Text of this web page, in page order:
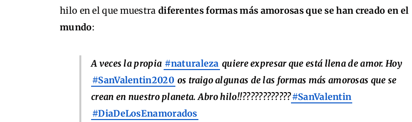
hilo en el que muestra diferentes formas más amorosas que se han creado en el
mundo:
A veces la propia #naturaleza quiere expresar que está llena de amor. Hoy
#SanValentin2020 os traigo algunas de las formas más amorosas que se
crean en nuestro planeta. Abro hilo!!????????????#SanValentin
#DiaDeLosEnamorados